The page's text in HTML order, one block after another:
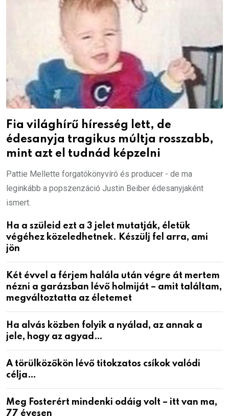
Fia világhírű híresség lett, de
édesanyja tragikus múltja rosszabb,
mint azt el tudnád képzelni
Pattie Mellette forgatókönyvíró és producer - de ma
leginkább a popszenzáció Justin Beiber édesanyjaként
ismert.
Ha a szüleid ezt a 3 jelet mutatják, életük
végéhez közeledhetnek. Készülj fel arra, ami
jön
Két évvel a férjem halála után végre át mertem
nézni a garázsban lévő holmiját – amit találtam,
megváltoztatta az életemet
Ha alvás közben folyik a nyálad, az annak a
jele, hogy az agyad…
A törülközőkön lévő titokzatos csíkok valódi
célja…
Meg Fosterért mindenki odáig volt – itt van ma,
77 évesen